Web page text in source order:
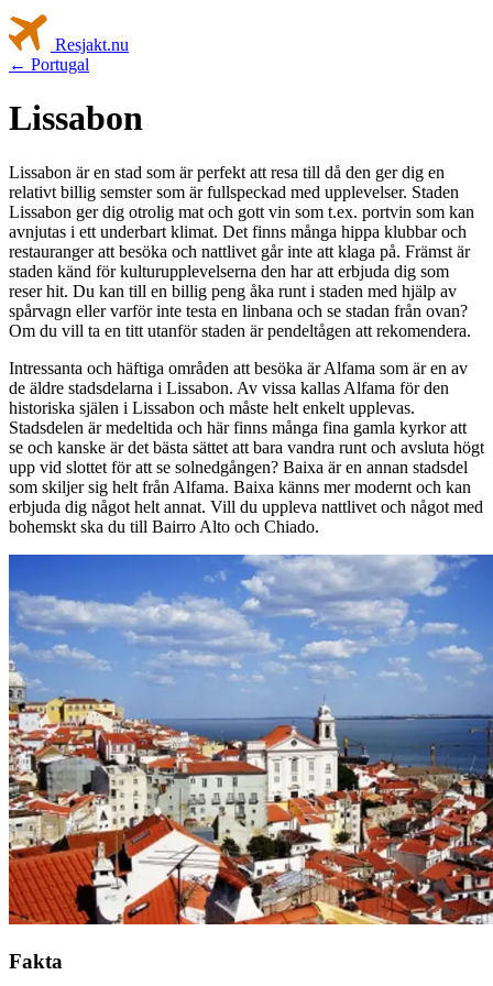
Resjakt.nu
← Portugal
Lissabon
Lissabon är en stad som är perfekt att resa till då den ger dig en
relativt billig semster som är fullspeckad med upplevelser. Staden
Lissabon ger dig otrolig mat och gott vin som t.ex. portvin som kan
avnjutas i ett underbart klimat. Det finns många hippa klubbar och
restauranger att besöka och nattlivet går inte att klaga på. Främst är
staden känd för kulturupplevelserna den har att erbjuda dig som
reser hit. Du kan till en billig peng åka runt i staden med hjälp av
spårvagn eller varför inte testa en linbana och se stadan från ovan?
Om du vill ta en titt utanför staden är pendeltågen att rekomendera.
Intressanta och häftiga områden att besöka är Alfama som är en av
de äldre stadsdelarna i Lissabon. Av vissa kallas Alfama för den
historiska själen i Lissabon och måste helt enkelt upplevas.
Stadsdelen är medeltida och här finns många fina gamla kyrkor att
se och kanske är det bästa sättet att bara vandra runt och avsluta högt
upp vid slottet för att se solnedgången? Baixa är en annan stadsdel
som skiljer sig helt från Alfama. Baixa känns mer modernt och kan
erbjuda dig något helt annat. Vill du uppleva nattlivet och något med
bohemskt ska du till Bairro Alto och Chiado.
Fakta